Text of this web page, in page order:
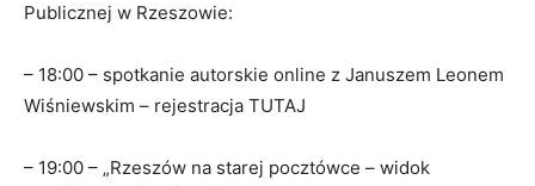
Publicznej w Rzeszowie:
– 18:00 – spotkanie autorskie online z Januszem Leonem
Wiśniewskim – rejestracja TUTAJ
– 19:00 – „Rzeszów na starej pocztówce – widok